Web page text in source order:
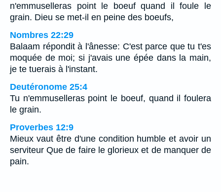
n'emmuselleras point le boeuf quand il foule le
grain. Dieu se met-il en peine des boeufs,
Nombres 22:29
Balaam répondit à l'ânesse: C'est parce que tu t'es
moquée de moi; si j'avais une épée dans la main,
je te tuerais à l'instant.
Deutéronome 25:4
Tu n'emmuselleras point le boeuf, quand il foulera
le grain.
Proverbes 12:9
Mieux vaut être d'une condition humble et avoir un
serviteur Que de faire le glorieux et de manquer de
pain.